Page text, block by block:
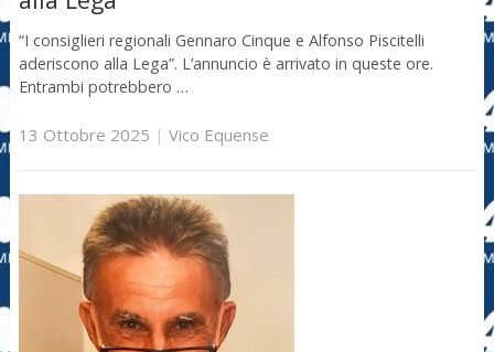
“I consiglieri regionali Gennaro Cinque e Alfonso Piscitelli
aderiscono alla Lega”. L’annuncio è arrivato in queste ore.
Entrambi potrebbero …
13 Ottobre 2025 | Vico Equense